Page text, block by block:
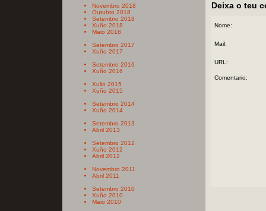
Novembro 2018
Outubro 2018
Setembro 2018
Xuño 2018
Maio 2018
Setembro 2017
Xuño 2017
Setembro 2016
Xuño 2016
Xullo 2015
Xuño 2015
Setembro 2014
Xuño 2014
Setembro 2013
Abril 2013
Setembro 2012
Xuño 2012
Abril 2012
Novembro 2011
Abril 2011
Setembro 2010
Xuño 2010
Maio 2010
Deixa o teu
Nome:
Mail:
URL:
Comentario: